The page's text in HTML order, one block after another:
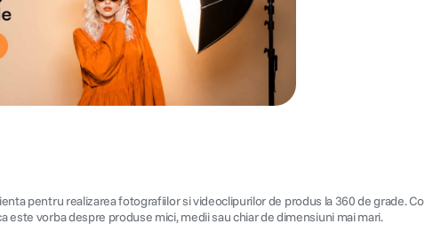
pentru realizarea fotografiilor si videoclipurilor de produs la 360 de grade.
vorba despre produse mici, medii sau chiar de dimensiuni mai mari.